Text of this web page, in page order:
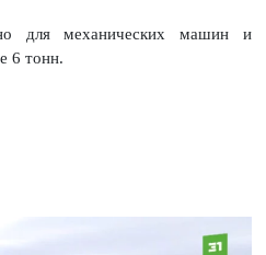
для механических машин и
6 тонн.